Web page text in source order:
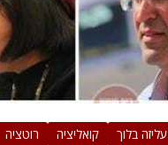
עליזה בלוך קואליציה רוטציה